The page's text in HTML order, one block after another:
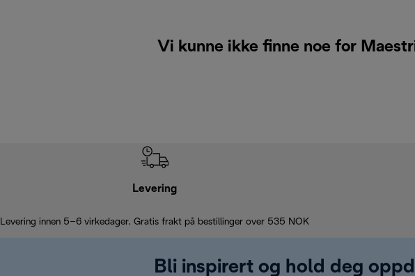
Vi kunne ikke finne noe for
Levering
Levering innen 5–6 virkedager. Gratis frakt på bestillinger over 535 NOK
Bli inspirert og hold deg